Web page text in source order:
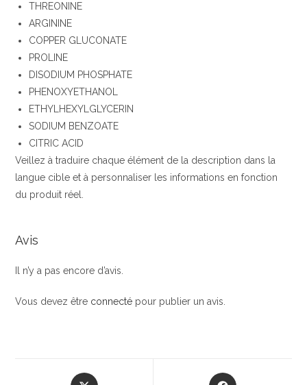
THREONINE
ARGININE
COPPER GLUCONATE
PROLINE
DISODIUM PHOSPHATE
PHENOXYETHANOL
ETHYLHEXYLGLYCERIN
SODIUM BENZOATE
CITRIC ACID
Veillez à traduire chaque élément de la description dans la
langue cible et à personnaliser les informations en fonction
du produit réel.
Avis
Il n’y a pas encore d’avis.
Vous devez être connecté pour publier un avis.
Opens
Opens